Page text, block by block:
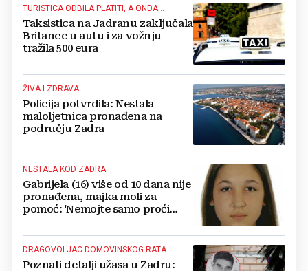
TURISTICA ODBILA PLATITI, A ONDA...
Taksistica na Jadranu zaključala
Britance u autu i za vožnju
tražila 500 eura
ŽIVA I ZDRAVA
Policija potvrdila: Nestala
maloljetnica pronađena na
području Zadra
NESTALA KOD ZADRA
Gabrijela (16) više od 10 dana nije
pronađena, majka moli za
pomoć: 'Nemojte samo proći
DRAGOVOLJAC DOMOVINSKOG RATA
Poznati detalji užasa u Zadru: